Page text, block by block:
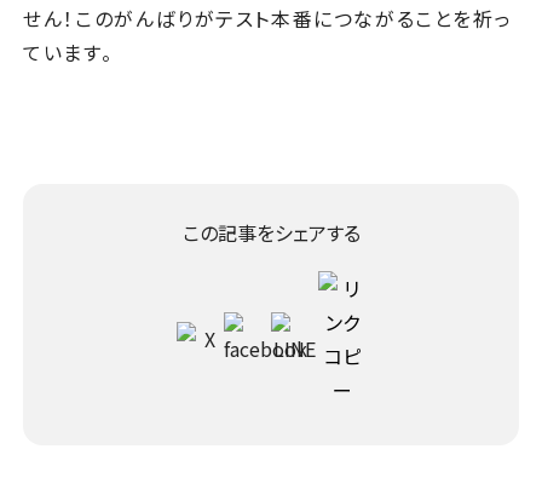
せん！このがんばりがテスト本番につながることを祈っ
ています。
この記事をシェアする